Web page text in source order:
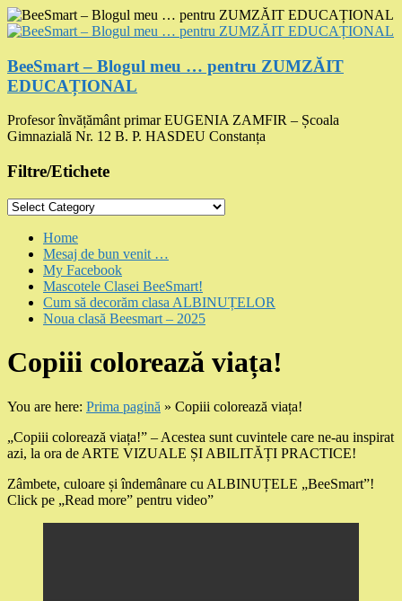
Skip
to
BeeSmart – Blogul meu … pentru ZUMZĂIT
EDUCAȚIONAL
Profesor învățământ primar EUGENIA ZAMFIR – Școala
Gimnazială Nr. 12 B. P. HASDEU Constanța
Filtre/Etichete
Filtre/Etichete
Menu
Home
Mesaj de bun venit …
My Facebook
Mascotele Clasei BeeSmart!
Cum să decorăm clasa ALBINUȚELOR
Noua clasă Beesmart – 2025
Copiii colorează viața!
You are here: Prima pagină » Copiii colorează viața!
„Copiii colorează viața!” – Acestea sunt cuvintele care ne-au inspirat
azi, la ora de ARTE VIZUALE ȘI ABILITĂȚI PRACTICE!
Zâmbete, culoare și îndemânare cu ALBINUȚELE „BeeSmart”!
Click pe „Read more” pentru video”